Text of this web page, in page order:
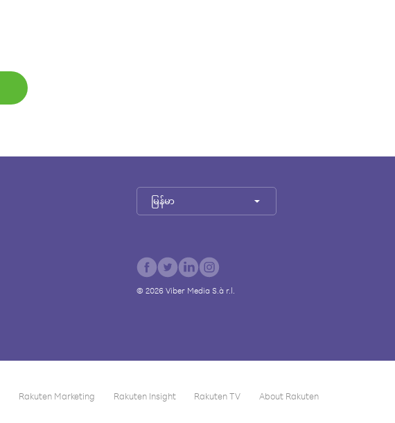
မြန်မာ
© 2026 Viber Media S.à r.l.
Rakuten Marketing Rakuten Insight Rakuten TV About Rakuten